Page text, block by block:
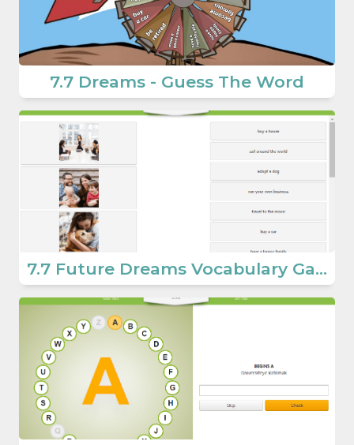
7.7 Dreams - Guess The Word
7.7 Future Dreams Vocabulary Game (7.Sınıf İngilizce Dreams)